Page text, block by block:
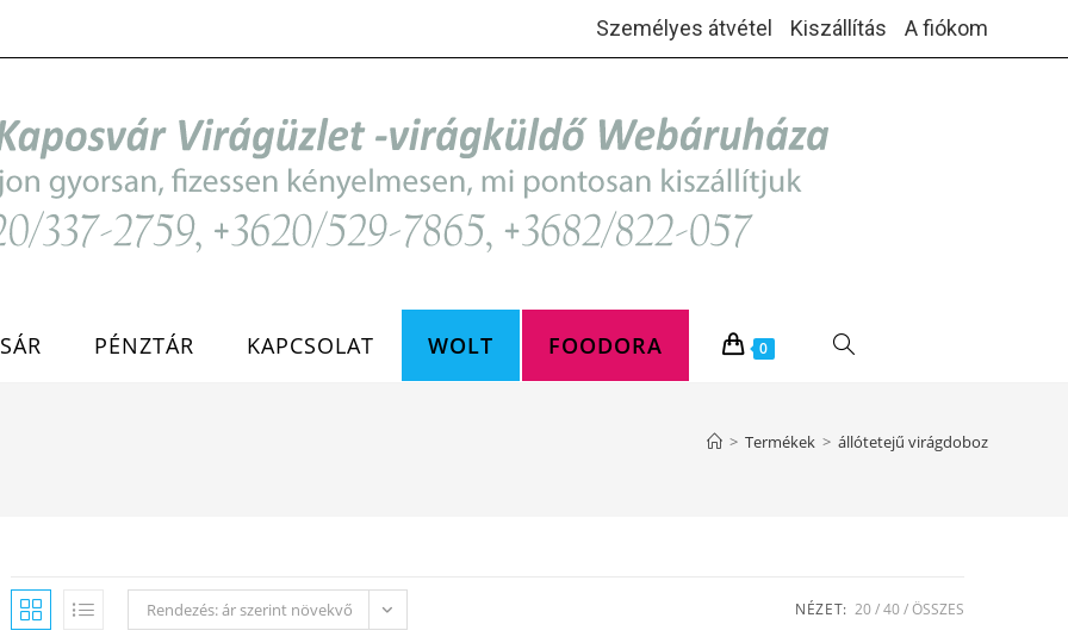
Személyes átvétel Kiszállítás A fiókom
PÉNZTÁR KAPCSOLAT WOLT FOODORA 0 TOGGLE
> Termékek > állótetejű virágdoboz
Rendezés: ár szerint növekvő NÉZET: 20 40 ÖSSZES